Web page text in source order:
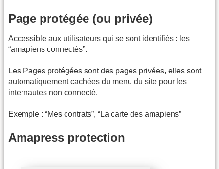
Page protégée (ou privée)
Accessible aux utilisateurs qui se sont identifiés : les
“amapiens connectés”.
Les Pages protégées sont des pages privées, elles sont
automatiquement cachées du menu du site pour les
internautes non connecté.
Exemple : “Mes contrats”, “La carte des amapiens”
Amapress protection